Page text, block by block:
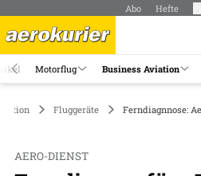
Abo Hefte
Motorflug Business Aviation
Fluggeräte Ferndiagnnose:
AERO-DIENST